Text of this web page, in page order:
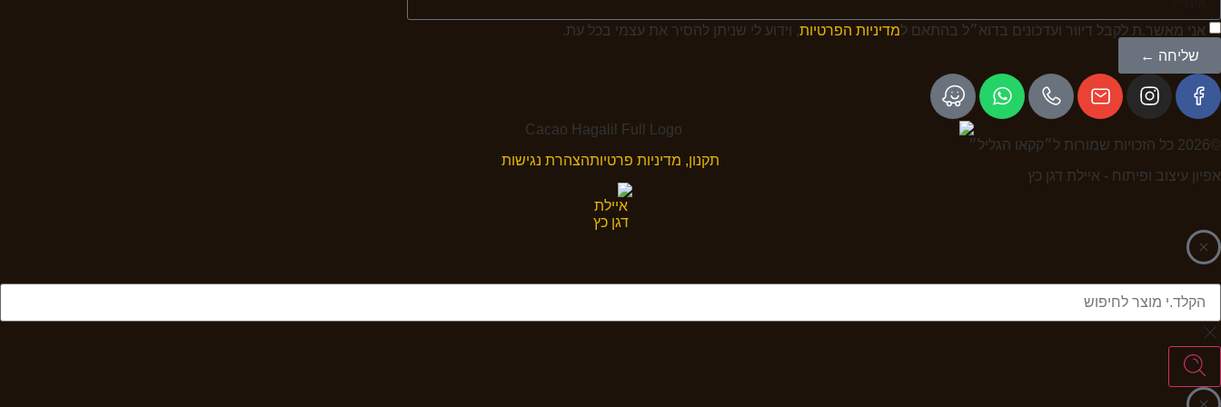
אני מאשר.ת לקבל דיוור ועדכונים בדוא״ל בהתאם למדיניות הפרטיות, וידוע לי שניתן להסיר את עצמי בכל עת.
שליחה ←
©2026 כל הזכויות שמורות ל״קקאו הגליל״
תקנון, מדיניות פרטיותהצהרת נגישות
אפיון עיצוב ופיתוח - איילת דגן כץ